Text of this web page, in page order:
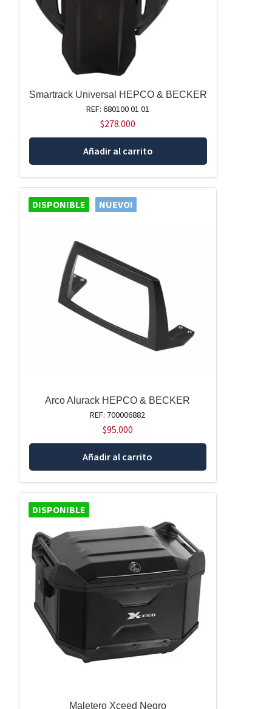
Smartrack Universal HEPCO & BECKER
REF: 680100 01 01
$278.000
Añadir al carrito
DISPONIBLE NUEVO!
Arco Alurack HEPCO & BECKER
REF: 700006882
$95.000
Añadir al carrito
DISPONIBLE
Maletero Xceed Negro